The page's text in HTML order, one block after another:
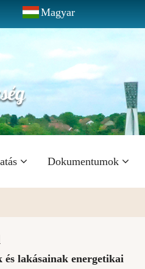
Magyar
Dokumentumok
és lakásainak energetikai